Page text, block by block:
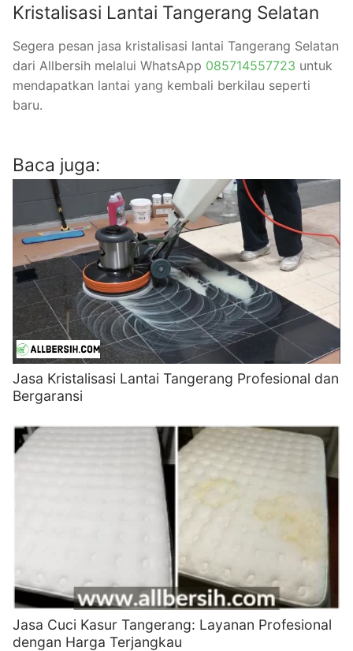
Kristalisasi Lantai Tangerang Selatan
Segera pesan jasa kristalisasi lantai Tangerang Selatan
dari Allbersih melalui WhatsApp 085714557723 untuk
mendapatkan lantai yang kembali berkilau seperti
baru.
Baca juga:
Jasa Kristalisasi Lantai Tangerang Profesional dan
Bergaransi
Jasa Cuci Kasur Tangerang: Layanan Profesional
dengan Harga Terjangkau